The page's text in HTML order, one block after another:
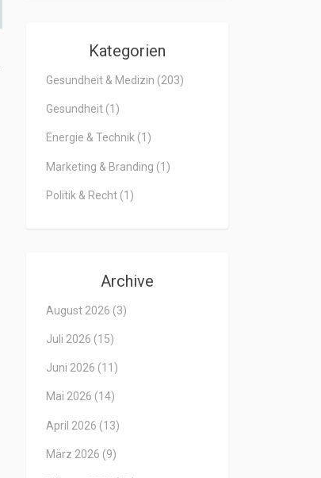
Kategorien
Gesundheit & Medizin (203)
Gesundheit (1)
Energie & Technik (1)
Marketing & Branding (1)
Politik & Recht (1)
Archive
August 2026 (3)
Juli 2026 (15)
Juni 2026 (11)
Mai 2026 (14)
April 2026 (13)
März 2026 (9)